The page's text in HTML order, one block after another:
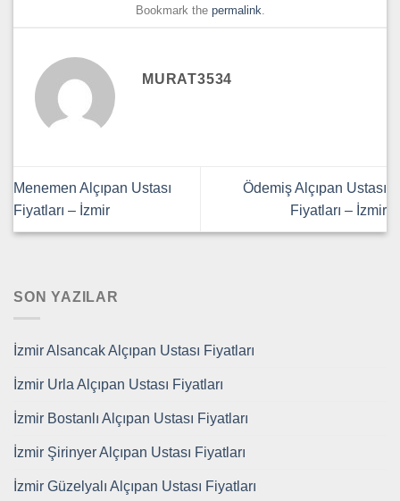
Bookmark the permalink
MURAT3534
Menemen Alçıpan Ustası
Fiyatları – İzmir
Ödemiş Alçıpan Ustası
Fiyatları – İzmir
SON YAZILAR
İzmir Alsancak Alçıpan Ustası Fiyatları
İzmir Urla Alçıpan Ustası Fiyatları
İzmir Bostanlı Alçıpan Ustası Fiyatları
İzmir Şirinyer Alçıpan Ustası Fiyatları
İzmir Güzelyalı Alçıpan Ustası Fiyatları